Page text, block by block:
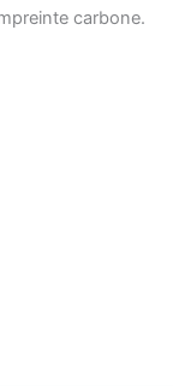
carbone.